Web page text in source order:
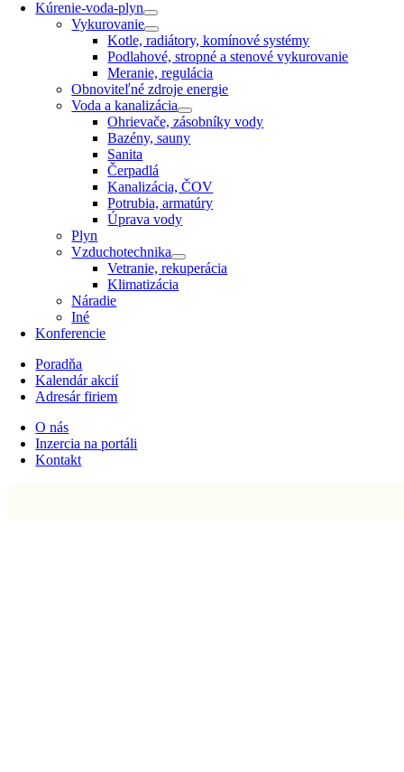
Kúrenie-voda-plyn
Vykurovanie
Kotle, radiátory, komínové systémy
Podlahové, stropné a stenové vykurovanie
Meranie, regulácia
Obnoviteľné zdroje energie
Voda a kanalizácia
Ohrievače, zásobníky vody
Bazény, sauny
Sanita
Čerpadlá
Kanalizácia, ČOV
Potrubia, armatúry
Úprava vody
Plyn
Vzduchotechnika
Vetranie, rekuperácia
Klimatizácia
Náradie
Iné
Konferencie
Poradňa
Kalendár akcií
Adresár firiem
O nás
Inzercia na portáli
Kontakt